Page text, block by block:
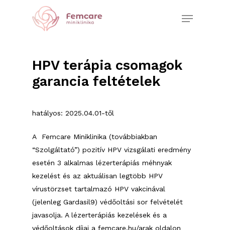
Menu
HPV terápia csomagok
garancia feltételek
hatályos: 2025.04.01-től
A Femcare Miniklinika (továbbiakban
“Szolgáltató”) pozitív HPV vizsgálati eredmény
esetén 3 alkalmas lézerterápiás méhnyak
kezelést és az aktuálisan legtöbb HPV
vírustörzset tartalmazó HPV vakcinával
(jelenleg Gardasil9) védőoltási sor felvételét
javasolja. A lézerterápiás kezelések és a
védőoltások díjai a femcare.hu/arak oldalon